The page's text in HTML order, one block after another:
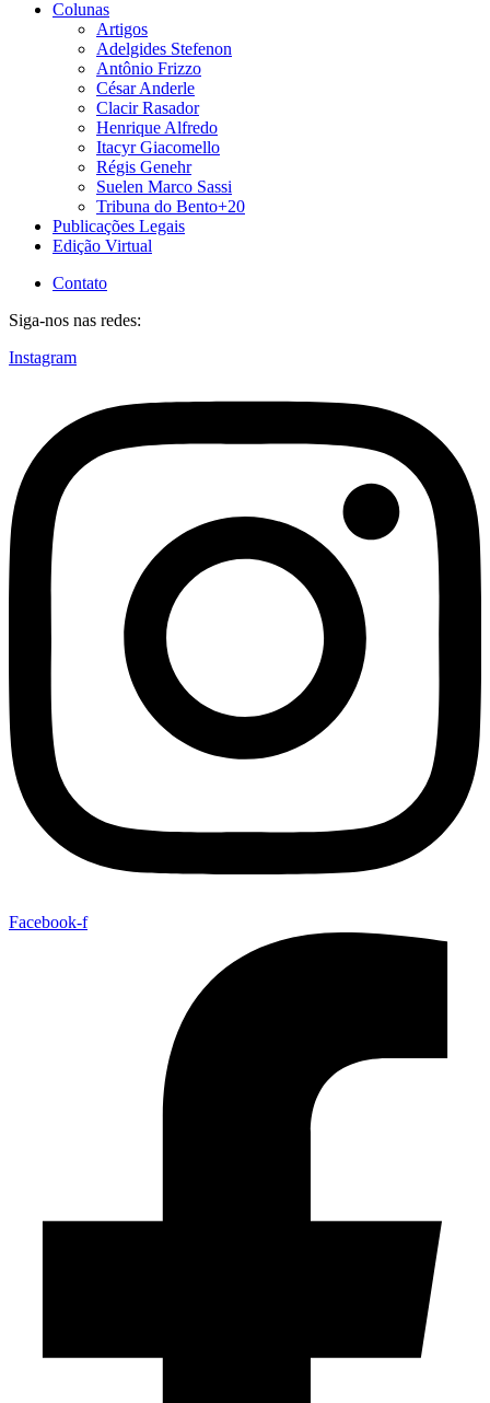
Colunas
Artigos
Adelgides Stefenon
Antônio Frizzo
César Anderle
Clacir Rasador
Henrique Alfredo
Itacyr Giacomello
Régis Genehr
Suelen Marco Sassi
Tribuna do Bento+20
Publicações Legais
Edição Virtual
Contato
Siga-nos nas redes:
Instagram
Facebook-f